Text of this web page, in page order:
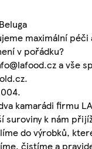
maximální
v pořádku?
a vše
kamarádi firmu
suroviny k nám
do výrobků,
čistíme a